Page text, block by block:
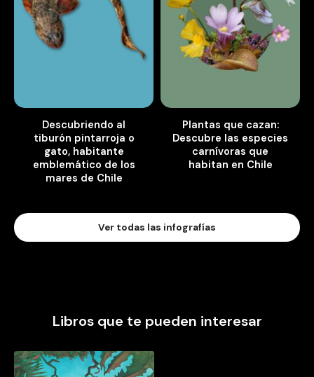
Descubriendo al
tiburón pintarroja o
gato, habitante
emblemático de los
mares de Chile
Plantas que cazan:
Descubre las especies
carnívoras que
habitan en Chile
Ver todas las infografías
Libros que te pueden interesar